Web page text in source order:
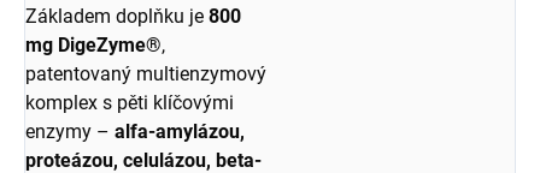
Základem doplňku je 800
mg DigeZyme®,
patentovaný multienzymový
komplex s pěti klíčovými
enzymy – alfa-amylázou,
proteázou, celulázou, beta-